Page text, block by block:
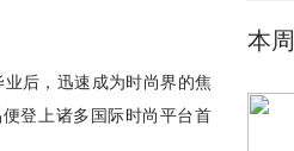
后，迅速成为时尚界的焦
登上诸多国际时尚平台首
本